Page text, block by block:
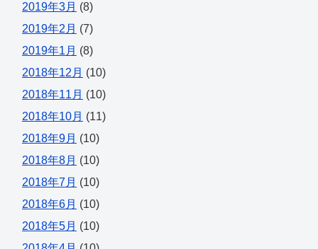
2019年3月 (8)
2019年2月 (7)
2019年1月 (8)
2018年12月 (10)
2018年11月 (10)
2018年10月 (11)
2018年9月 (10)
2018年8月 (10)
2018年7月 (10)
2018年6月 (10)
2018年5月 (10)